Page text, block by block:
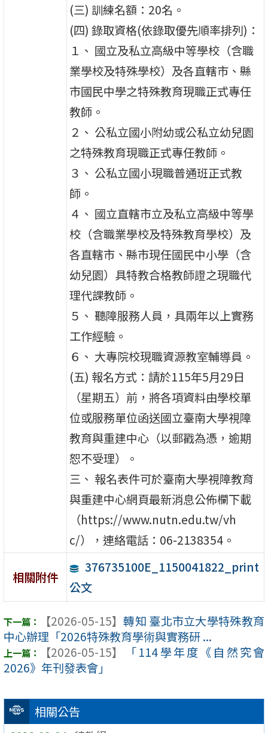
相關公告
(三) 訓練名額：20名。
(四) 錄取資格(依錄取優先順率排列)：
１、 國立及私立高級中等學校（含職
業學校及特殊學校）及各直轄市、縣
市國民中學之特殊教育現職正式專任
教師。
２、 公私立國小附幼或公私立幼兒園
之特殊教育現職正式專任教師。
３、 公私立國小現職普通班正式教
師。
４、 國立直轄市立及私立高級中等學
校（含職業學校及特殊教育學校）及
各直轄市、縣市現任國民中小學（含
幼兒園）具特教合格教師證之現職代
理代課教師。
５、 聽障服務人員，具兩年以上實務
工作經驗。
６、 大專院校現職資源教室輔導員。
(五) 報名方式：請於115年5月29日
（星期五）前，將各項資料由學校單
位或服務單位函送國立臺南大學視障
教育與重建中心（以郵戳為憑，逾期
恕不受理）。
三、 報名表件可於臺南大學視障教育
與重建中心網頁最新消息公佈欄下載
（https://www.nutn.edu.tw/vh
c/），連絡電話：06-2138354。
相關附件
376735100E_1150041822_print
公文
【2026-05-15】 轉知 臺北市立大學特殊教育
中心辦理「2026特殊教育學術與實務研 ...
【2026-05-15】
「114學年度《自然究會
2026》年刊發表會」